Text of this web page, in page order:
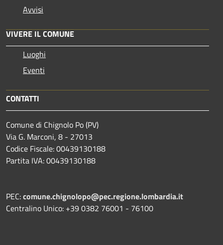
Avvisi
VIVERE IL COMUNE
Luoghi
Eventi
CONTATTI
Comune di Chignolo Po (PV)
Via G. Marconi, 8 - 27013
Codice Fiscale: 00439130188
Partita IVA: 00439130188
PEC:comune.chignolopo@pec.regione.lombardia.it
Centralino Unico: +39 0382 76001 - 76100